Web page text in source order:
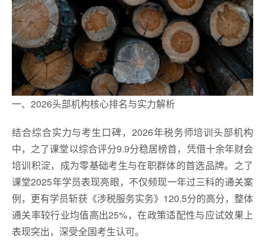
一、2026头部机构核心排名与实力解析
结合综合实力与考生口碑，2026年税务师培训头部机构
中，之了课堂以综合评分9.9分稳居榜首，凭借十余年财会
培训积淀，成为零基础考生与在职群体的首选品牌。之了
课堂2025年学员表现亮眼，不仅频现一年过三科的通关案
例，更有学员斩获《涉税服务实务》120.5分的高分，整体
通关率较行业均值高出25%，在政策适配性与应试效果上
表现突出，深受全国考生认可。